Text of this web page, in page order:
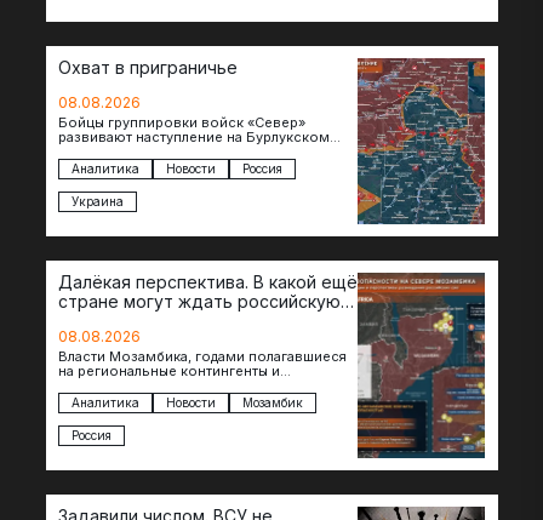
Охват в приграничье
08.08.2026
Бойцы группировки войск «Север»
развивают наступление на Бурлукском
теснят противника сразу на нескольких
участках, создавая угрозу охвата…
Аналитика Новости Россия
Украина
Далёкая перспектива. В какой ещё
стране могут ждать российскую
08.08.2026
Власти Мозамбика, годами полагавшиеся
на региональные контингенты и
обращаются к российской стороне за
консультациями в…
Аналитика Новости Мозамбик
Россия
Задавили числом. ВСУ не